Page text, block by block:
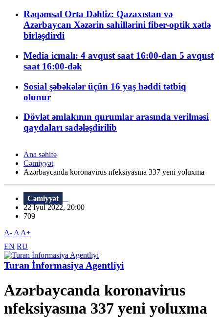
Rəqəmsal Orta Dəhliz: Qazaxıstan və
Azərbaycan Xəzərin sahillərini fiber-optik xətlə
birləşdirdi
Media icmalı: 4 avqust saat 16:00-dan 5 avqust
saat 16:00-dək
Sosial şəbəkələr üçün 16 yaş həddi tətbiq
olunur
Dövlət əmlakının qurumlar arasında verilməsi
qaydaları sadələşdirilib
Ana səhifə
Cəmiyyət
Azərbaycanda koronavirus nfeksiyasına 337 yeni yoluxma
Cəmiyyət
22 İyul 2022, 20:00
709
A- A A+
EN RU
Turan İnformasiya Agentliyi
Azərbaycanda koronavirus
nfeksiyasına 337 yeni yoluxma